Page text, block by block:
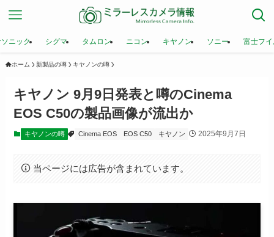
ニック シグマ タムロン ニコン キヤノン ソニー 富士フ
ホーム 新製品の噂 キヤノンの噂
キヤノン 9月9日発表と噂のCinema
EOS C50の製品画像が流出か
キヤノンの噂 Cinema EOS EOS C50 キヤノン 2025年9月7日
当ページには広告が含まれています。